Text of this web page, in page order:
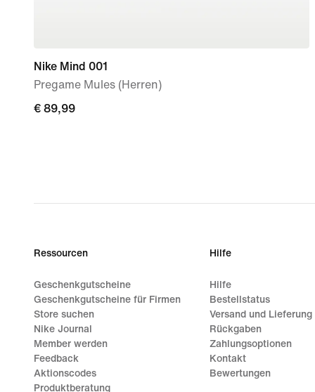
Nike Mind 001
Pregame Mules (Herren)
€ 89,99
€ 89,99
Ressourcen
Geschenkgutscheine
Geschenkgutscheine für Firmen
Store suchen
Nike Journal
Member werden
Feedback
Aktionscodes
Produktberatung
Hilfe
Hilfe
Bestellstatus
Versand und Lieferung
Rückgaben
Zahlungsoptionen
Kontakt
Bewertungen